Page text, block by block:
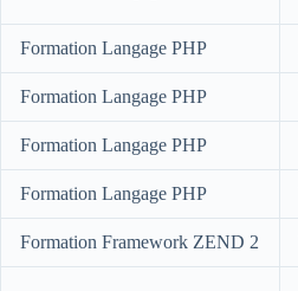
Formation Langage PHP
Formation Langage PHP
Formation Langage PHP
Formation Langage PHP
Formation Framework ZEND 2